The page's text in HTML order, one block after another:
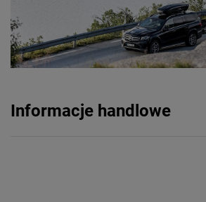
Informacje handlowe